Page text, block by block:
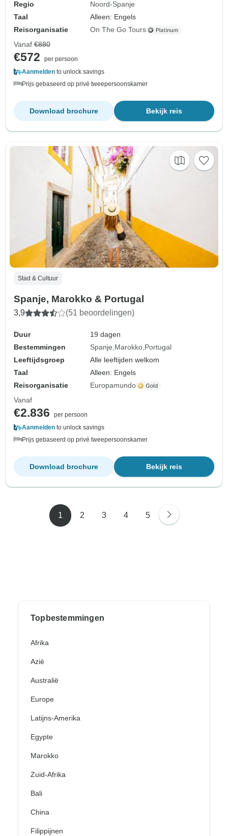
Regio
Noord-Spanje
Taal
Alleen: Engels
Reisorganisatie
On The Go Tours
Vanaf €880
€572
per persoon
Aanmelden to unlock savings
Prijs gebaseerd op privé tweepersoonskamer
Bekijk reis
Download brochure
Stad & Cultuur
Spanje, Marokko & Portugal
3,9 (51 beoordelingen)
Duur
19 dagen
Bestemmingen
Spanje Marokko Portugal
Leeftijdsgroep
Alle leeftijden welkom
Taal
Alleen: Engels
Reisorganisatie
Europamundo
Vanaf
€2.836
per persoon
Aanmelden to unlock savings
Prijs gebaseerd op privé tweepersoonskamer
Bekijk reis
Download brochure
1 2 3 4 5
Topbestemmingen
Afrika
Azië
Australië
Europe
Latijns-Amerika
Egypte
Marokko
Zuid-Afrika
Bali
China
Filippijnen